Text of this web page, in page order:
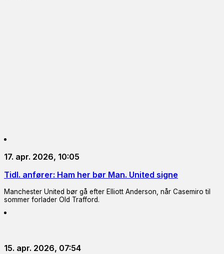
17. apr. 2026, 10:05
Tidl. anfører: Ham her bør Man. United signe
Manchester United bør gå efter Elliott Anderson, når Casemiro til
sommer forlader Old Trafford.
15. apr. 2026, 07:54